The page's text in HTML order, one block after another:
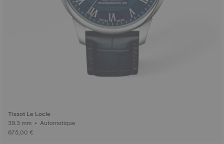
Tissot Le Locle
39.3 mm • Automatique
675,00 €